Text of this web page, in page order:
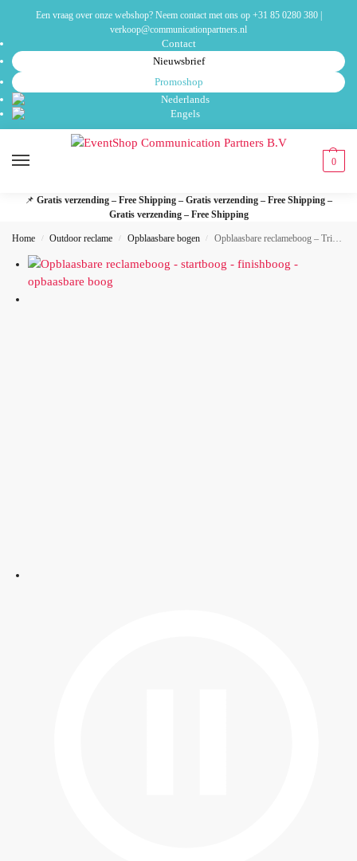
Een vraag over onze webshop? Neem contact met ons op +31 85 0280 380|
verkoop@communicationpartners.nl
Contact
Nieuwsbrief
Promoshop
0
📌 Gratis verzending – Free Shipping – Gratis verzending – Free Shipping –
Gratis verzending – Free Shipping
Home / Outdoor reclame / Opblaasbare bogen / Opblaasbare reclameboog – Triangle